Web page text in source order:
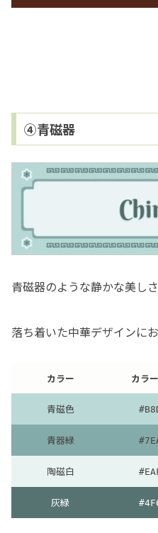
④青磁器
青磁器のような静かな美し
落ち着いた中華デザインにお
カラー カラ
青磁色
青器緑
陶磁白
灰緑